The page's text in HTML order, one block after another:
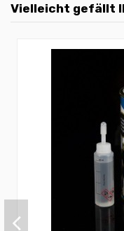
Vielleicht gefällt